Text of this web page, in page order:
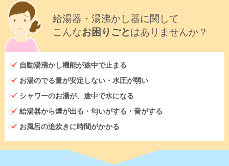
給湯器・湯沸かし器に関して
こんなお困りごとはありませんか？
自動湯沸かし機能が途中で止まる
お湯のでる量が安定しない・水圧が弱い
シャワーのお湯が、途中で水になる
給湯器から煙が出る・匂いがする・音がする
お風呂の追炊きに時間がかかる